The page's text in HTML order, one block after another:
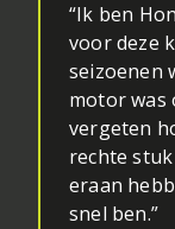
“Ik ben
voor deze
seizoenen
motor was
vergeten
rechte
eraan
snel ben.”